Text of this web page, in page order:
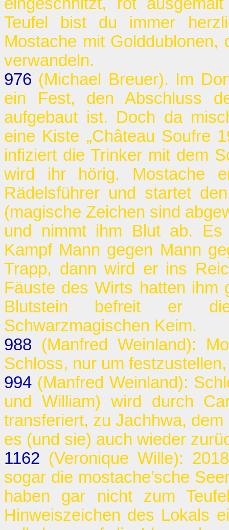
eingeschnitzt, rot
Teufel bist du immer
Mostache mit
verwandeln.
976 (Michael Breuer). Im
ein Fest, den Abschluss
aufgebaut ist. Doch da
eine Kiste „Château Soufre
infiziert die Trinker mit dem
wird ihr hörig. Mostache
Rädelsführer und startet
(magische Zeichen sind
und nimmt ihm Blut ab.
Kampf Mann gegen Mann
Trapp, dann wird er ins
Fäuste des Wirts hatten ihm
Blutstein befreit er
Schwarzmagischen Keim.
988 (Manfred Weinland):
Schloss, nur um
994 (Manfred Weinland):
und William) wird durch
transferiert, zu Jachhwa,
es (und sie) auch wieder
1162 (Veronique Wille):
sogar die mostache’sche
haben gar nicht zum
Hinweiszeichen des Lokals